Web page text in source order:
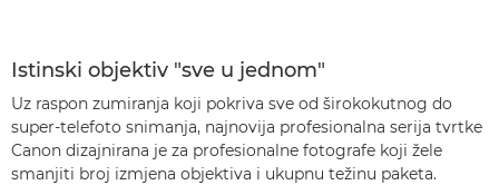
Istinski objektiv "sve u jednom"
Uz raspon zumiranja koji pokriva sve od širokokutnog do
super-telefoto snimanja, najnovija profesionalna serija tvrtke
Canon dizajnirana je za profesionalne fotografe koji žele
smanjiti broj izmjena objektiva i ukupnu težinu paketa.